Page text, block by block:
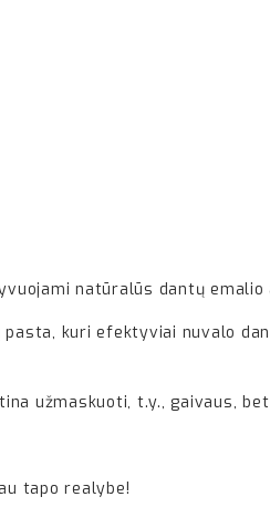
natūralūs dantų
kuri efektyviai nuvalo
užmaskuoti, t.y., gaivaus,
tapo realybe!